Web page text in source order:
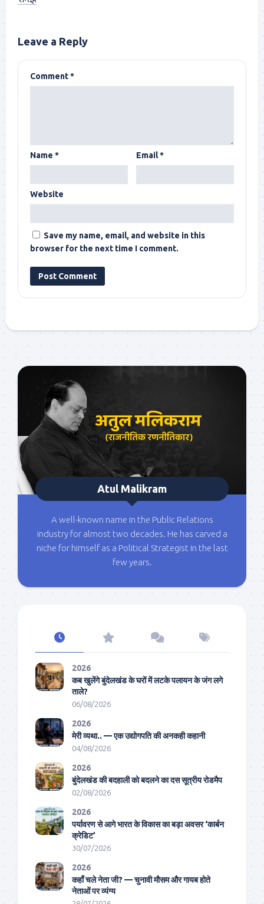
Leave a Reply
Comment*
Name * Email*
Website
Save my name, email, and website in this
browser for the next time I comment.
Atul Malikram
A well-known name in the Public Relations
industry for almost two decades. He has carved a
niche for himself as a Political Strategist in the last
few years.
2026
कब खुलेंगे बुंदेलखंड के घरों में लटके पलायन के जंग लगे
ताले?
06/08/2026
2026
मेरी व्यथा.. — एक उद्योगपति की अनकही कहानी
04/08/2026
2026
बुंदेलखंड की बदहाली को बदलने का दस सूत्रीय रोडमैप
02/08/2026
2026
पर्यावरण से आगे भारत के विकास का बड़ा अवसर ‘कार्बन
क्रेडिट’
30/07/2026
2026
कहाँ चले नेता जी? — चुनावी मौसम और गायब होते
नेताओं पर व्यंग्य